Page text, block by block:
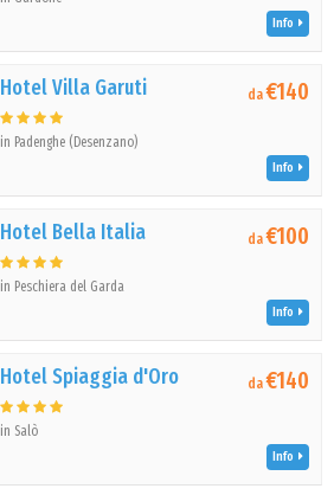
Info
Hotel Villa Garuti
in Padenghe (Desenzano)
da€140
Info
Hotel Bella Italia
in Peschiera del Garda
da€100
Info
Hotel Spiaggia d'Oro
in Salò
da€140
Info